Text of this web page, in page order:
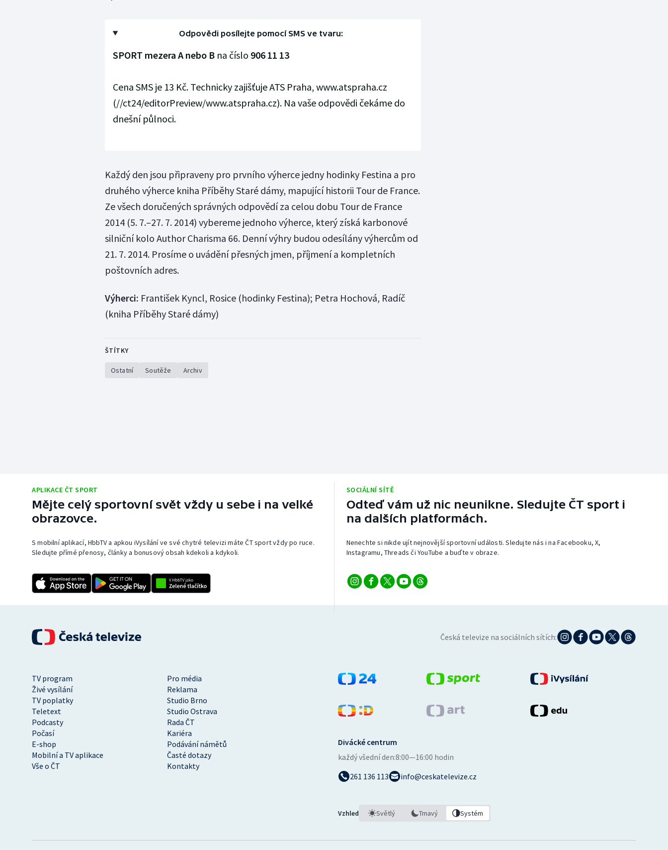
Odpovědi posílejte pomocí SMS ve tvaru:
SPORT mezera A nebo B na číslo 906 11 13
Cena SMS je 13 Kč. Technicky zajišťuje ATS Praha, www.atspraha.cz
(//ct24/editorPreview/www.atspraha.cz). Na vaše odpovědi čekáme do
dnešní půlnoci.
Každý den jsou připraveny pro prvního výherce jedny hodinky Festina a pro
druhého výherce kniha Příběhy Staré dámy, mapující historii Tour de France.
Ze všech doručených správných odpovědí za celou dobu Tour de France
2014 (5. 7.–27. 7. 2014) vybereme jednoho výherce, který získá karbonové
silniční kolo Author Charisma 66. Denní výhry budou odesílány výhercům od
21. 7. 2014. Prosíme o uvádění přesných jmen, příjmení a kompletních
poštovních adres.
Výherci: František Kyncl, Rosice (hodinky Festina); Petra Hochová, Radíč
(kniha Příběhy Staré dámy)
ŠTÍTKY
Ostatní Soutěže Archiv
APLIKACE ČT SPORT
Mějte celý sportovní svět vždy u sebe i na velké
obrazovce.
S mobilní aplikací, HbbTV a apkou iVysílání ve své chytré televizi máte ČT sport vždy po ruce.
Sledujte přímé přenosy, články a bonusový obsah kdekoli a kdykoli.
SOCIÁLNÍ SÍTĚ
Odteď vám už nic neunikne. Sledujte ČT sport i
na dalších platformách.
Nenechte si nikde ujít nejnovější sportovní události. Sledujte nás i na Facebooku, X,
Instagramu, Threads či YouTube a buďte v obraze.
Česká televize na sociálních sítích:
TV program
Pro média
Živé vysílání
Reklama
TV poplatky
Studio Brno
Teletext
Studio Ostrava
Podcasty
Rada ČT
Počasí
Kariéra
E-shop
Podávání námětů
Mobilní a TV aplikace
Časté dotazy
Vše o ČT
Kontakty
Divácké centrum
každý všední den:8:00—16:00 hodin
261 136 113
info@ceskatelevize.cz
Vzhled Světlý Tmavý Systém